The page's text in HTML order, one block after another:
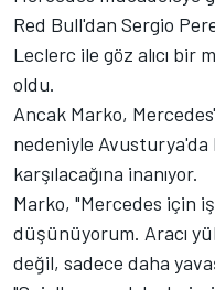
Red Bull'dan Sergio
Leclerc ile göz alıcı bir
oldu.
Ancak Marko,
nedeniyle
karşılacağına inanıyor.
Marko, "Mercedes için
düşünüyorum. Aracı
değil, sadece daha